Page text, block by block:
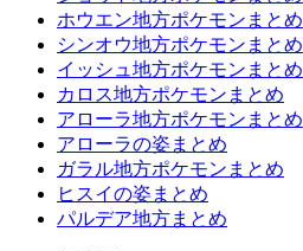
ホウエン地方ポケモンまとめ
シンオウ地方ポケモンまとめ
イッシュ地方ポケモンまとめ
カロス地方ポケモンまとめ
アローラ地方ポケモンまとめ
アローラの姿まとめ
ガラル地方ポケモンまとめ
ヒスイの姿まとめ
パルデア地方まとめ